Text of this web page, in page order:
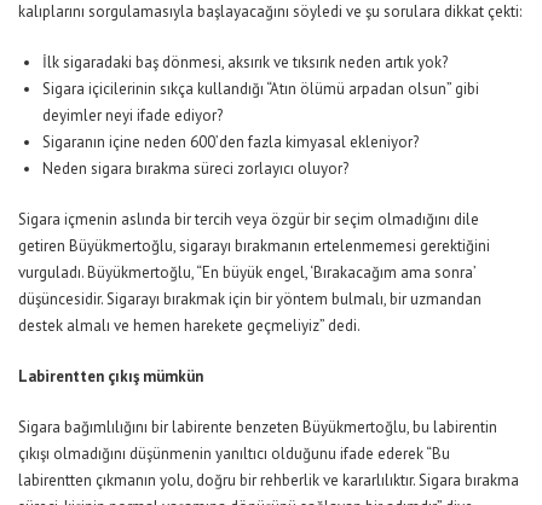
kalıplarını sorgulamasıyla başlayacağını söyledi ve şu sorulara dikkat çekti:
İlk sigaradaki baş dönmesi, aksırık ve tıksırık neden artık yok?
Sigara içicilerinin sıkça kullandığı “Atın ölümü arpadan olsun” gibi
deyimler neyi ifade ediyor?
Sigaranın içine neden 600’den fazla kimyasal ekleniyor?
Neden sigara bırakma süreci zorlayıcı oluyor?
Sigara içmenin aslında bir tercih veya özgür bir seçim olmadığını dile
getiren Büyükmertoğlu, sigarayı bırakmanın ertelenmemesi gerektiğini
vurguladı. Büyükmertoğlu, “En büyük engel, ‘Bırakacağım ama sonra’
düşüncesidir. Sigarayı bırakmak için bir yöntem bulmalı, bir uzmandan
destek almalı ve hemen harekete geçmeliyiz” dedi.
Labirentten çıkış mümkün
Sigara bağımlılığını bir labirente benzeten Büyükmertoğlu, bu labirentin
çıkışı olmadığını düşünmenin yanıltıcı olduğunu ifade ederek “Bu
labirentten çıkmanın yolu, doğru bir rehberlik ve kararlılıktır. Sigara bırakma